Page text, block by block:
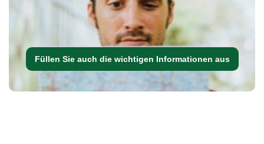
Füllen Sie auch die wichtigen Informationen aus